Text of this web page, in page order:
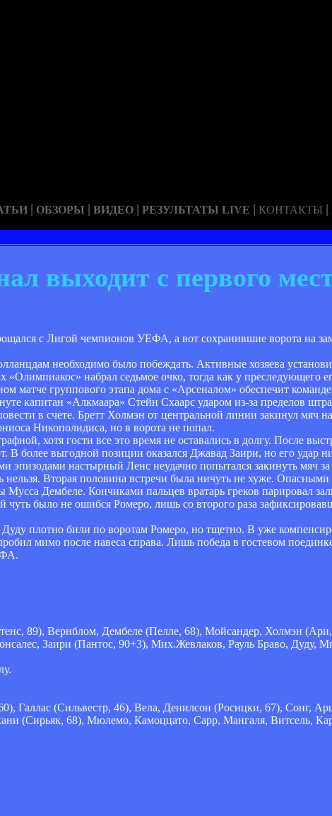
| ОБЗОРЫ | ВИДЕО | РЕЗУЛЬТАТЫ LIVE | КОНТАКТЫ |
выходит с первого
с Лигой чемпионов УЕФА, а вот сохранившие ворота на
необходимо было побеждать. Активные хозяева
набрал седьмое очко, тогда как у преследующего
матче группового этапа дома с «Арсеналом» обеспечит
капитан «Алкмаара» Стейн Схаарс ударом из-за пределов
в счете. Бретт Холмэн от центральной линии закинул мяч
Никополидиса, но в ворота не попал.
хотя гости все это время не оставались в долгу. После
В более выгодной позиции оказался Джавад Заири, но его удар
настырный Ленс неудачно попытался закинуть мяч
Вторая половина встречи была ничуть не хуже.
Дембеле. Кончиками пальцев вратарь греков парировал
было не ошибся Ромеро, лишь со второго раза
плотно били по воротам Ромеро, но тщетно. В уже
мимо после навеса справа. Лишь победа в гостевом
89), Вернблом, Дембеле (Пелле, 68), Мойсандер, Холмэн (Ари,
Заири (Пантос, 90+3), Мих.Жевлаков, Рауль Браво, Дуду,
Галлас (Сильвестр, 46), Вела, Денилсон (Росицки, 67), Сонг,
(Сирьяк, 68), Мюлемо, Камоццато, Сарр, Мангаля, Витсель,